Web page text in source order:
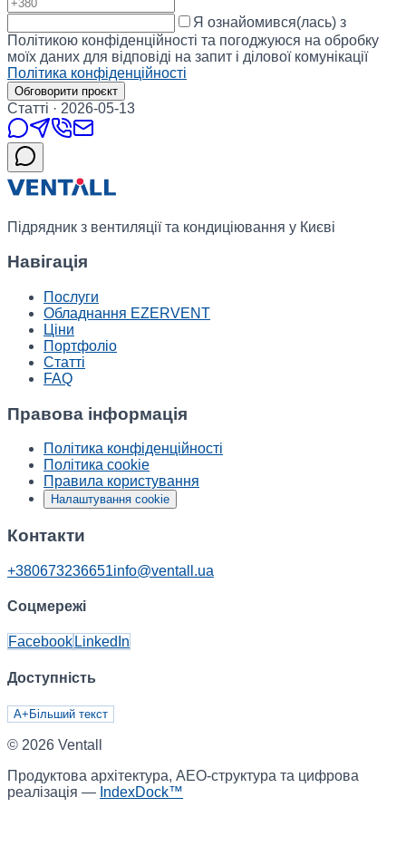
Я ознайомився(лась) з
Політикою конфіденційності та погоджуюся на обробку
моїх даних для відповіді на запит і ділової комунікації
Політика конфіденційності
Обговорити проєкт
Статті · 2026-05-13
Підрядник з вентиляції та кондиціювання у Києві
Навігація
Послуги
Обладнання EZERVENT
Ціни
Портфоліо
Статті
FAQ
Правова інформація
Політика конфіденційності
Політика cookie
Правила користування
Налаштування cookie
Контакти
+380673236651info@ventall.ua
Соцмережі
Facebook LinkedIn
Доступність
A+ Більший текст
© 2026 Ventall
Продуктова архітектура, AEO-структура та цифрова
реалізація — IndexDock™